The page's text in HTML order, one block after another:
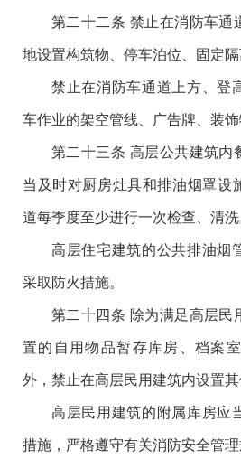
第二十二条 禁止在消防车通
地设置构筑物、停车泊位、固定隔
禁止在消防车通道上方、登
车作业的架空管线、广告牌、装饰
第二十三条 高层公共建筑内
当及时对厨房灶具和排油烟罩设
道每季度至少进行一次检查、清洗
高层住宅建筑的公共排油烟
采取防火措施。
第二十四条 除为满足高层民
置的自用物品暂存库房、档案
外，禁止在高层民用建筑内设置其
高层民用建筑的附属库房应
措施，严格遵守有关消防安全管理